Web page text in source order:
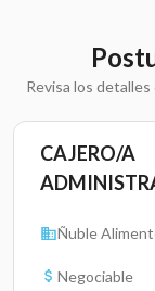
Revisa los
CAJERO/A
Ñuble
Negociable